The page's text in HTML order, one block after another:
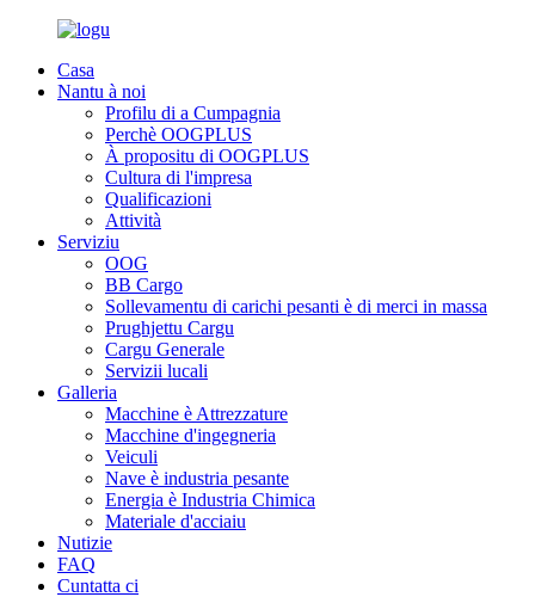
Casa
Nantu à noi
Profilu di a Cumpagnia
Perchè OOGPLUS
À propositu di OOGPLUS
Cultura di l'impresa
Qualificazioni
Attività
Serviziu
OOG
BB Cargo
Sollevamentu di carichi pesanti è di merci in massa
Prughjettu Cargu
Cargu Generale
Servizii lucali
Galleria
Macchine è Attrezzature
Macchine d'ingegneria
Veiculi
Nave è industria pesante
Energia è Industria Chimica
Materiale d'acciaiu
Nutizie
FAQ
Cuntatta ci